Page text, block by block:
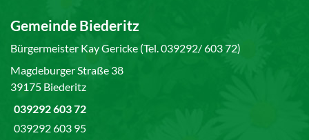
Gemeinde Biederitz
Bürgermeister Kay Gericke (Tel. 039292/ 603 72)
Magdeburger Straße 38
39175 Biederitz
039292 603 72
039292 603 95